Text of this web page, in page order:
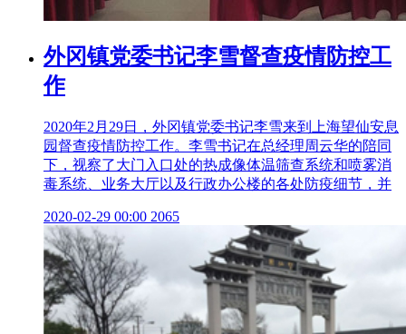
外冈镇党委书记李雪督查疫情防控工
作
2020年2月29日，外冈镇党委书记李雪来到上海望仙安息
园督查疫情防控工作。李雪书记在总经理周云华的陪同
下，视察了大门入口处的热成像体温筛查系统和喷雾消
毒系统、业务大厅以及行政办公楼的各处防疫细节，并
2020-02-29 00:00 2065